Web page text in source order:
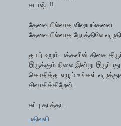
சபாஷ். !!
தேவையில்லாத விஷயங்களை
தேவையில்லாத நேரத்திலே எழுதி
துயர் உறும் மக்களின் திசை
இருக்கும் நிலை இன்று
கொதித்து எழும் உங்கள்
சிலாகிக்கிறேன்.
சுப்பு தாத்தா.
பதிலளி